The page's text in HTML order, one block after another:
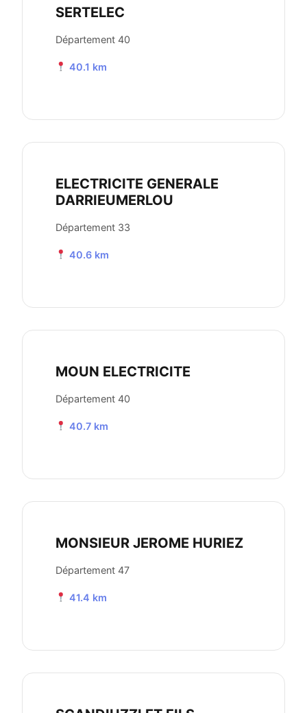
SERTELEC
Département 40
40.1 km
ELECTRICITE GENERALE
DARRIEUMERLOU
Département 33
40.6 km
MOUN ELECTRICITE
Département 40
40.7 km
MONSIEUR JEROME HURIEZ
Département 47
41.4 km